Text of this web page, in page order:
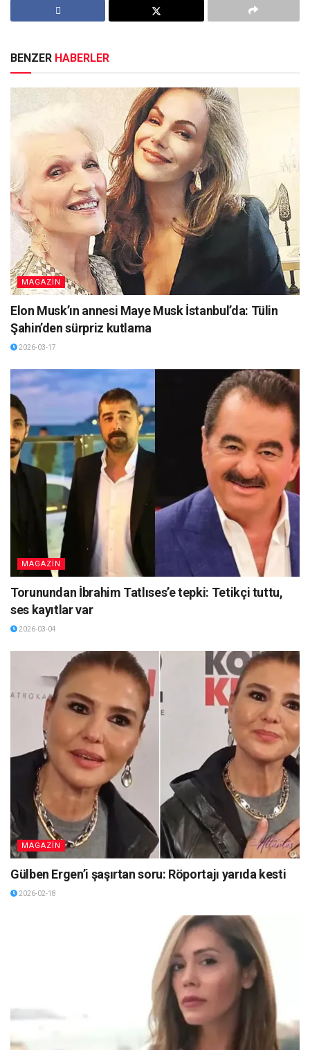
BENZER HABERLER
MAGAZİN
Elon Musk’ın annesi Maye Musk İstanbul’da: Tülin
Şahin’den sürpriz kutlama
2026-03-17
MAGAZİN
Torunundan İbrahim Tatlıses’e tepki: Tetikçi tuttu,
ses kayıtlar var
2026-03-04
MAGAZİN
Gülben Ergen’i şaşırtan soru: Röportajı yarıda kesti
2026-02-18